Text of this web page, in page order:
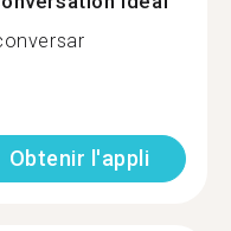
Obtenir l'appli